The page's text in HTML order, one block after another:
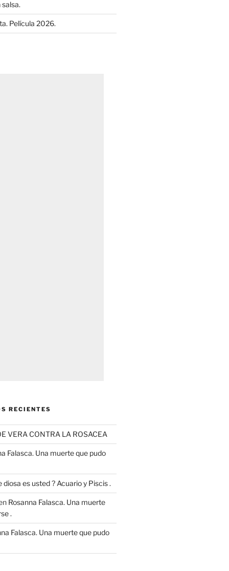
Película 2026.
RECIENTES
VERA CONTRA LA ROSACEA
Falasca. Una muerte que pudo
diosa es usted ? Acuario y Piscis .
Rosanna Falasca. Una muerte
.
Falasca. Una muerte que pudo